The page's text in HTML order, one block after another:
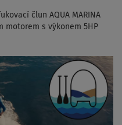
člun AQUA MARINA
motorem s výkonem 5HP